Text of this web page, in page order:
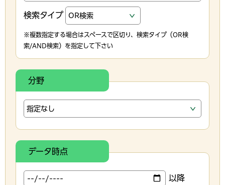
検索タイプ
※複数指定する場合はスペースで区切り、検索タイプ（OR検
索/AND検索）を指定して下さい
分野
データ時点
以降